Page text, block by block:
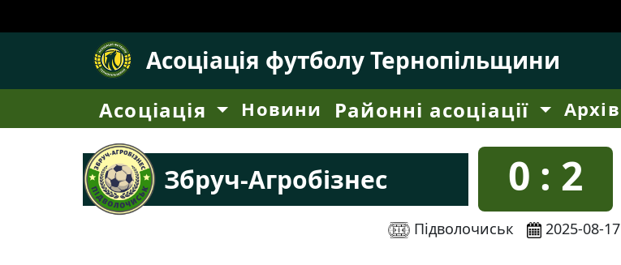
Асоціація футболу Тернопільщини
Асоціація Новини Районні асоціації Архів
Збруч-Агробізнес 0 : 2
Підволочиськ 2025-08-17